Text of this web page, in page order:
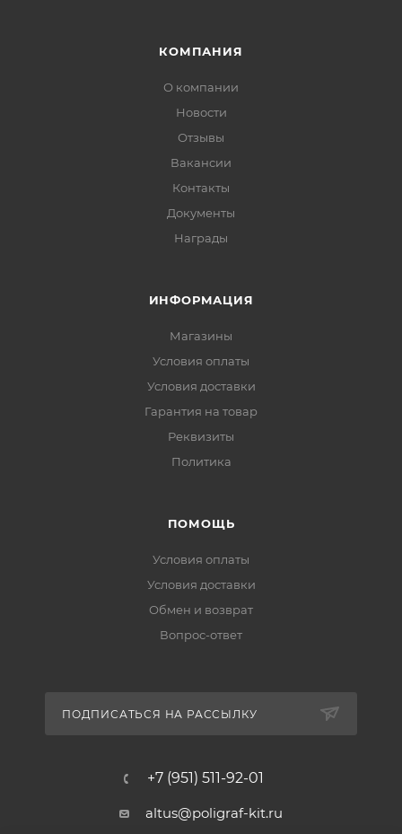
КОМПАНИЯ
О компании
Новости
Отзывы
Вакансии
Контакты
Документы
Награды
ИНФОРМАЦИЯ
Магазины
Условия оплаты
Условия доставки
Гарантия на товар
Реквизиты
Политика
ПОМОЩЬ
Условия оплаты
Условия доставки
Обмен и возврат
Вопрос-ответ
ПОДПИСАТЬСЯ НА РАССЫЛКУ
+7 (951) 511-92-01
altus@poligraf-kit.ru